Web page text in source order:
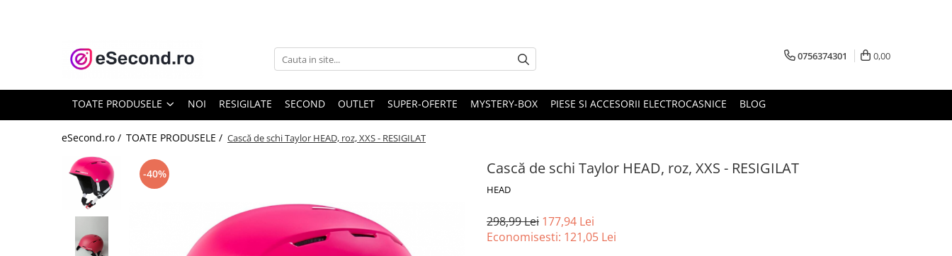
TOATE PRODUSELE
Accesorii Auto
Covorase auto
Echipamente pentru Atelier
Electronice Auto
Intretinere & Cosmetica auto
Trotinete electrice
0756374301 0,00
TOATE PRODUSELE NOI RESIGILATE SECOND OUTLET SUPER-OFERTE MYSTERY-BOX PIESE SI ACCESORII ELECTROCASNICE BLOG
eSecond.ro / TOATE PRODUSELE / Cască de schi Taylor HEAD, roz, XXS - RESIGILAT
Cască de schi Taylor HEAD, roz, XXS - RESIGILAT
HEAD
-40%
298,99 Lei 177,94 Lei
Economisesti: 121,05 Lei